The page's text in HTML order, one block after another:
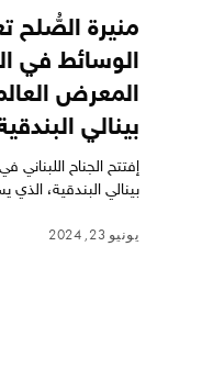
منيرة الصُّلح
الوسائط في
المعرض
بينالي
إفتتح الجناح
بينالي البندقية، الذي
يونيو 23, 2024